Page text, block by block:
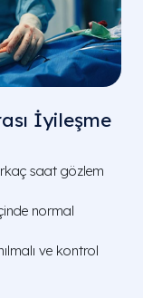
İyileşme
saat gözlem
normal
ve kontrol